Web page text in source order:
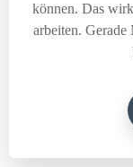
können. Das
arbeiten.